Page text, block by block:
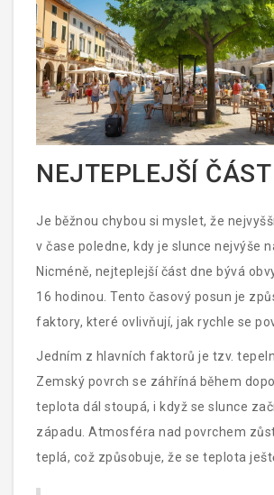
NEJTEPLEJŠÍ
Je běžnou chybou si myslet, že
v čase poledne, kdy je slunce nejvýše
Nicméně, nejteplejší část dne bývá
16 hodinou. Tento časový posun je
faktory, které ovlivňují, jak rychle se
okolní atmosféra ohřívají a ochlazují.
Jedním z hlavních faktorů je tzv.
Zemský povrch se záhříná během
teplota dál stoupá, i když se slunce
západu. Atmosféra nad povrchem
teplá, což způsobuje, že se teplota